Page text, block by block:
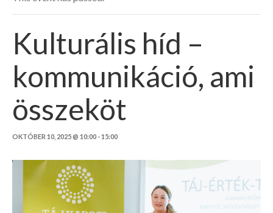
Kulturális híd –
kommunikáció, ami
összeköt
OKTÓBER 10, 2025 @ 10:00 -15:00